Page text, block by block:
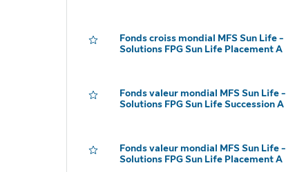
Fonds croiss mondial MFS Sun Life -
Solutions FPG Sun Life Placement A
Fonds valeur mondial MFS Sun Life -
Solutions FPG Sun Life Succession A
Fonds valeur mondial MFS Sun Life -
Solutions FPG Sun Life Placement A